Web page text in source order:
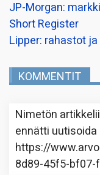
JP-Morgan:
Short Register
Lipper: rahastot
KOMMENTIT
Nimetön
ennätti
https://
8d89-45f5-